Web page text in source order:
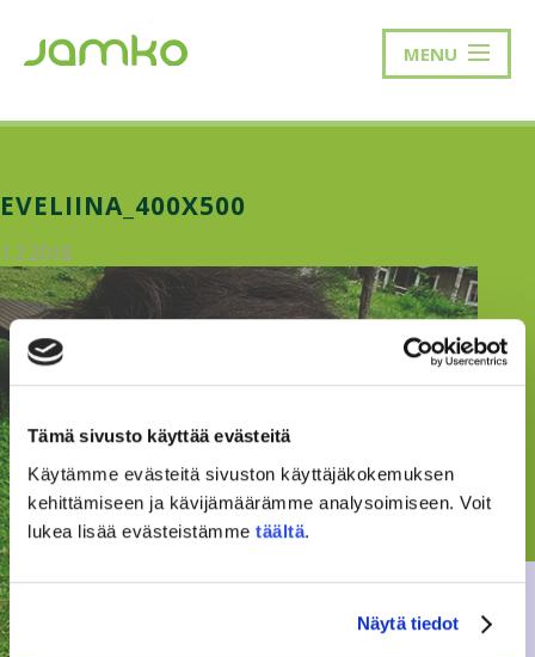
Tämä sivusto käyttää evästeitä
Käytämme evästeitä sivuston käyttäjäkokemuksen
kehittämiseen ja kävijämäärämme analysoimiseen. Voit
lukea lisää evästeistämme täältä.
Näytä tiedot
MENU
EVELIINA_400X500
1.2.2018